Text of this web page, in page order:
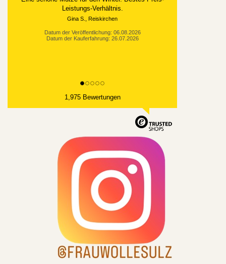
Leistungs-Verhältnis.
Gina S., Reiskirchen
Datum der Veröffentlichung: 06.08.2026
Datum der Kauferfahrung: 26.07.2026
1,975 Bewertungen